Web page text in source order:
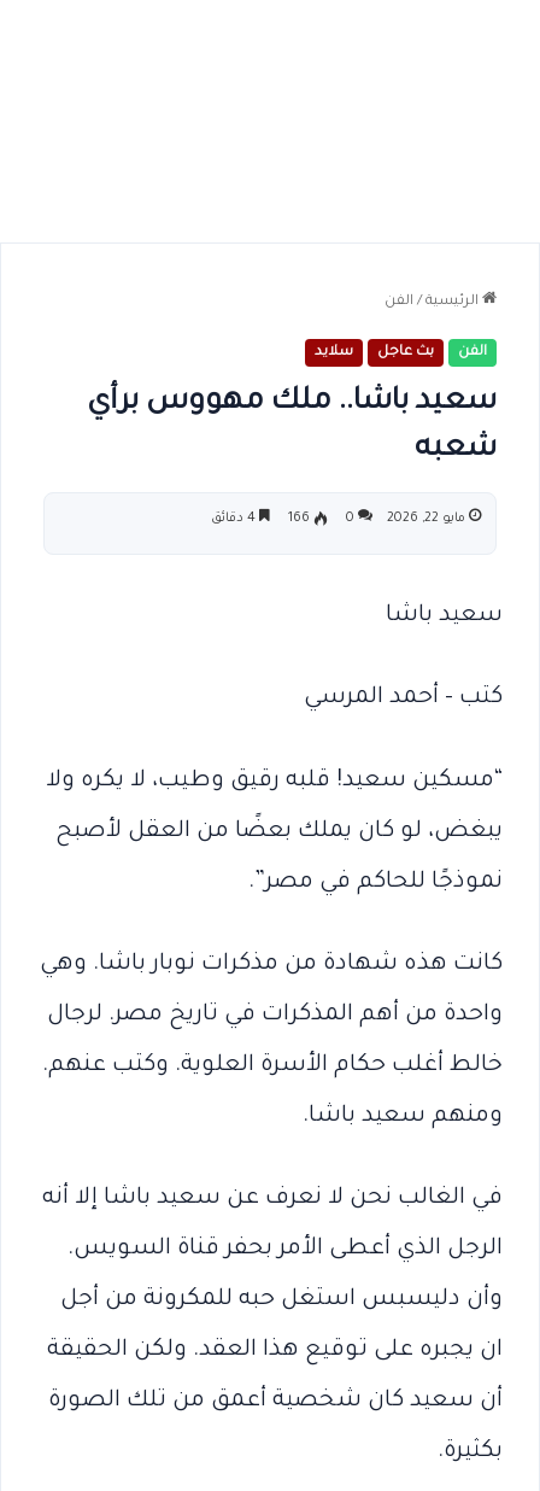
الرئيسية / الفن
الفن بث عاجل سلايد
سعيد باشا.. ملك مهووس برأي
شعبه
مايو 22, 2026 0
166
سعيد باشا
كتب – أحمد المرسي
“مسكين سعيد! قلبه رقيق وطيب، لا يكره ولا
يبغض، لو كان يملك بعضًا من العقل لأصبح
نموذجًا للحاكم في مصر”.
كانت هذه شهادة من مذكرات نوبار باشا. وهي
واحدة من أهم المذكرات في تاريخ مصر. لرجال
خالط أغلب حكام الأسرة العلوية. وكتب عنهم.
ومنهم سعيد باشا.
في الغالب نحن لا نعرف عن سعيد باشا إلا أنه
الرجل الذي أعطى الأمر بحفر قناة السويس.
وأن دليسبس استغل حبه للمكرونة من أجل
ان يجبره على توقيع هذا العقد. ولكن الحقيقة
أن سعيد كان شخصية أعمق من تلك الصورة
بكثيرة.